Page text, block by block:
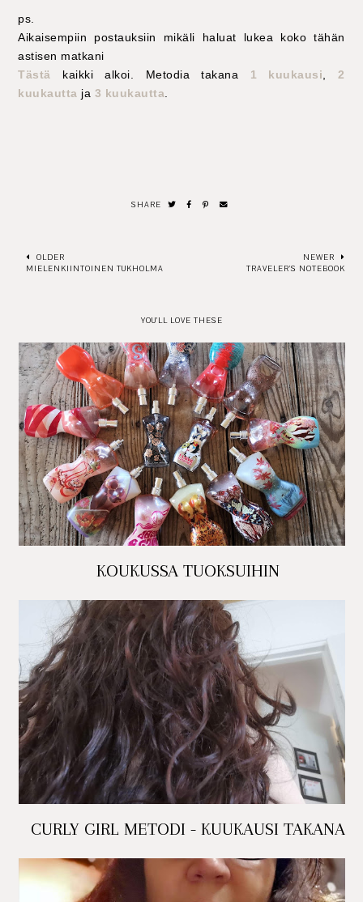
ps.
Aikaisempiin postauksiin mikäli haluat lukea koko tähän
astisen matkani
Tästä
kaikki alkoi. Metodia takana 1 kuukausi ,2
kuukautta ja 3 kuukautta
SHARE
OLDER
MIELENKIINTOINEN TUKHOLMA
NEWER
TRAVELER'S NOTEBOOK
YOU'LL LOVE THESE
KOUKUSSA TUOKSUIHIN
CURLY GIRL METODI - KUUKAUSI TAKANA